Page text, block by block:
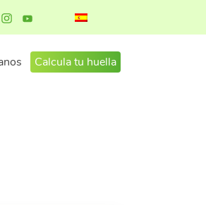
Calcula tu huella